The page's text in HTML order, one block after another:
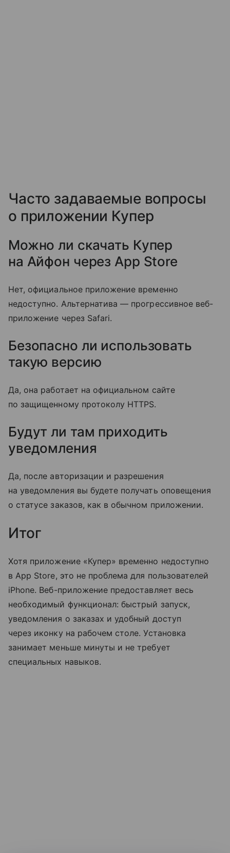
Часто задаваемые вопросы
о приложении Купер
Можно ли скачать Купер
на Айфон через App Store
Нет, официальное приложение временно
недоступно. Альтернатива — прогрессивное веб-
приложение через Safari.
Безопасно ли использовать
такую версию
Да, она работает на официальном сайте
по защищенному протоколу HTTPS.
Будут ли там приходить
уведомления
Да, после авторизации и разрешения
на уведомления вы будете получать оповещения
о статусе заказов, как в обычном приложении.
Итог
Хотя приложение «Купер» временно недоступно
в App Store, это не проблема для пользователей
iPhone. Веб-приложение предоставляет весь
необходимый функционал: быстрый запуск,
уведомления о заказах и удобный доступ
через иконку на рабочем столе. Установка
занимает меньше минуты и не требует
специальных навыков.